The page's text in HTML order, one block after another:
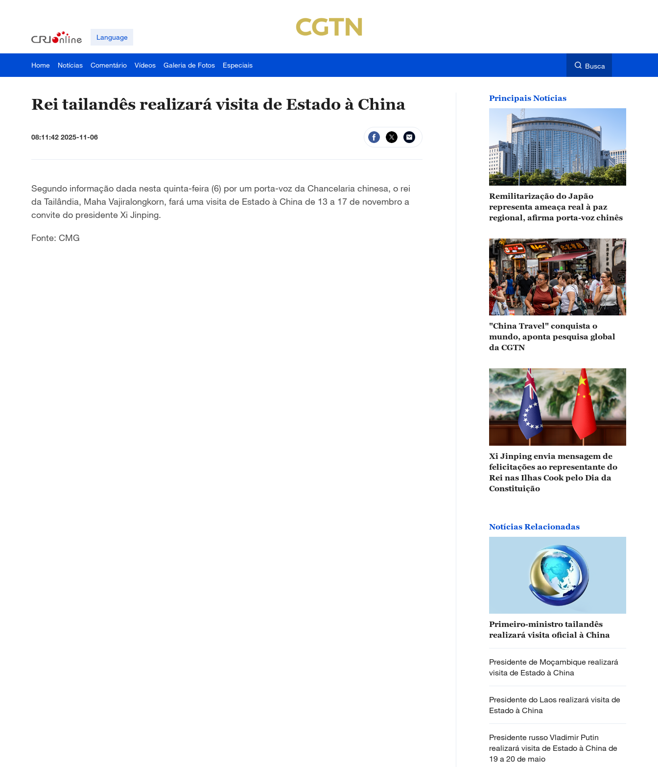
Language
Home Notícias Comentário Vídeos Galeria de Fotos Especiais Busca
Rei tailandês realizará visita de Estado à China
08:11:42 2025-11-06
Segundo informação dada nesta quinta-feira (6) por um porta-voz da Chancelaria chinesa, o rei
da Tailândia, Maha Vajiralongkorn, fará uma visita de Estado à China de 13 a 17 de novembro a
convite do presidente Xi Jinping.
Fonte: CMG
Principais Notícias
Remilitarização do Japão
representa ameaça real à paz
regional, afirma porta-voz chinês
"China Travel" conquista o
mundo, aponta pesquisa global
da CGTN
Xi Jinping envia mensagem de
felicitações ao representante do
Rei nas Ilhas Cook pelo Dia da
Constituição
Notícias Relacionadas
Primeiro-ministro tailandês
realizará visita oficial à China
Presidente de Moçambique realizará
visita de Estado à China
Presidente do Laos realizará visita de
Estado à China
Presidente russo Vladimir Putin
realizará visita de Estado à China de
19 a 20 de maio